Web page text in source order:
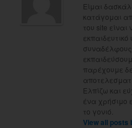
Είμαι
κατάγομαι
του site
εκπαιδευτικό
παρέχουμε
Ελπίζω και
ένα χρήσιμο
το γονιό.
View all posts